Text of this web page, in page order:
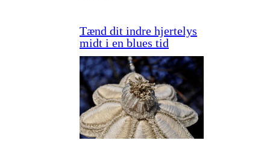
Tænd dit indre hjertelys
midt i en blues tid